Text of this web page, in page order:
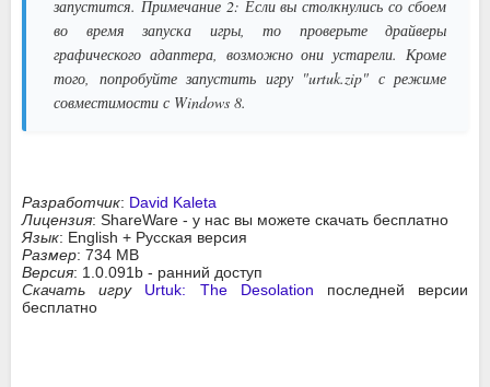
запустится. Примечание 2: Если вы столкнулись со сбоем
во время запуска игры, то проверьте драйверы
графического адаптера, возможно они устарели. Кроме
того, попробуйте запустить игру "urtuk.zip" с режиме
совместимости с Windows 8.
Разработчик: David Kaleta
Лицензия: ShareWare - у нас вы можете скачать бесплатно
Язык: English + Русская версия
Размер: 734 MB
Версия: 1.0.091b - ранний доступ
Скачать игру Urtuk: The Desolation последней версии
бесплатно